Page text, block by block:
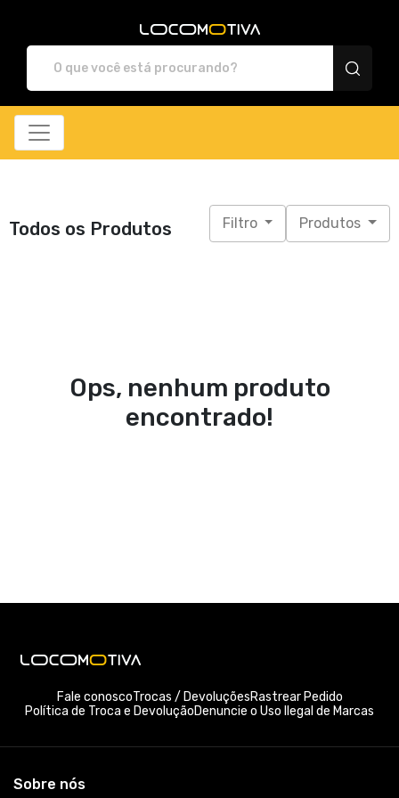
Todos os Produtos Filtro Produtos
Ops, nenhum produto
encontrado!
Fale conoscoTrocas / DevoluçõesRastrear Pedido
Política de Troca e DevoluçãoDenuncie o Uso Ilegal de Marcas
Sobre nós